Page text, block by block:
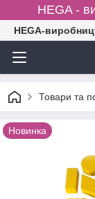
HEGA -
HEGA-
Товари та
Новинка